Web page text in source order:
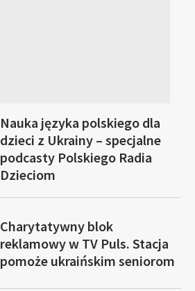
Nauka języka polskiego dla
dzieci z Ukrainy – specjalne
podcasty Polskiego Radia
Dzieciom
Charytatywny blok
reklamowy w TV Puls. Stacja
pomoże ukraińskim seniorom